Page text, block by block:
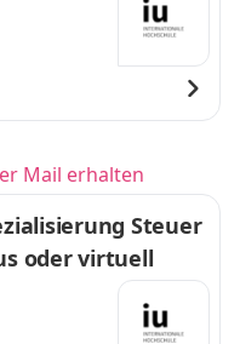
Mail erhalten
Steuer
oder virtuell